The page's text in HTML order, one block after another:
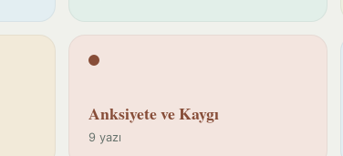
Anksiyete ve Kaygı
9 yazı